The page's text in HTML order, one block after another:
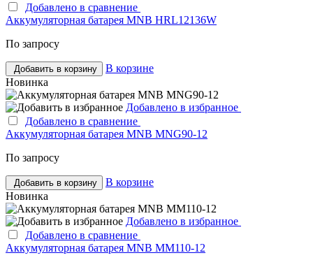
Добавлено в сравнение
Аккумуляторная батарея MNB HRL12136W
По запросу
Добавить в корзину
В корзине
Новинка
Добавлено в избранное
Добавлено в сравнение
Аккумуляторная батарея MNB MNG90-12
По запросу
Добавить в корзину
В корзине
Новинка
Добавлено в избранное
Добавлено в сравнение
Аккумуляторная батарея MNB MM110-12